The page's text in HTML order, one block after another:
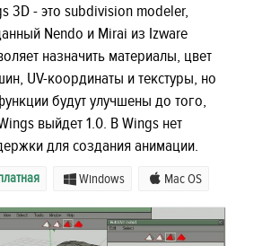
3D - это subdivision modeler,
Nendo и Mirai из Izware
назначить материалы, цвет
UV-координаты и текстуры, но
будут улучшены до того,
выйдет 1.0. В Wings нет
для создания анимации.
Windows Mac OS